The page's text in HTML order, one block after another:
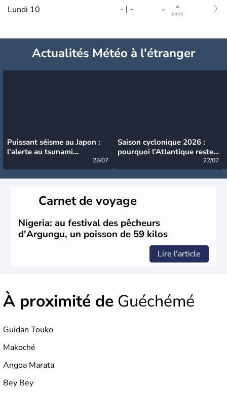
Lundi 10 - | - - -
km/h
Actualités Météo à l'étranger
Puissant séisme au Japon :
l’alerte au tsunami
28/07
Saison cyclonique 2026 :
pourquoi l’Atlantique reste
22/07
Carnet de voyage
Nigeria: au festival des pêcheurs
d'Argungu, un poisson de 59 kilos
Lire l'article
À proximité de Guéchémé
Guidan Touko
Makoché
Angoa Marata
Bey Bey